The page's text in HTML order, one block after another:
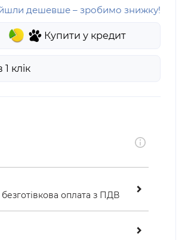
дешевше – зробимо знижку!
Купити у кредит
1 клiк
оплата з ПДВ
перед оплатою